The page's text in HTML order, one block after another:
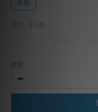
灰藍
: 41/42